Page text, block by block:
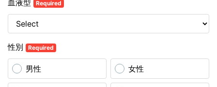
血液型 Required
性別 Required
男性 女性